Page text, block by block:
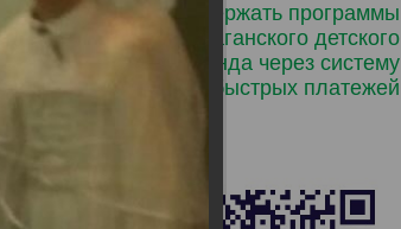
Поддержать программы
Таганского детского
фонда через систему
быстрых платежей